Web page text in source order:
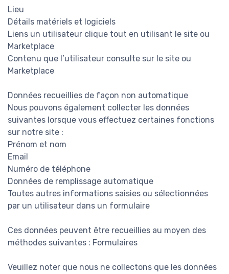
Lieu
Détails matériels et logiciels
Liens un utilisateur clique tout en utilisant le site ou
Marketplace
Contenu que l’utilisateur consulte sur le site ou
Marketplace
Données recueillies de façon non automatique
Nous pouvons également collecter les données
suivantes lorsque vous effectuez certaines fonctions
sur notre site :
Prénom et nom
Email
Numéro de téléphone
Données de remplissage automatique
Toutes autres informations saisies ou sélectionnées
par un utilisateur dans un formulaire
Ces données peuvent être recueillies au moyen des
méthodes suivantes : Formulaires
Veuillez noter que nous ne collectons que les données